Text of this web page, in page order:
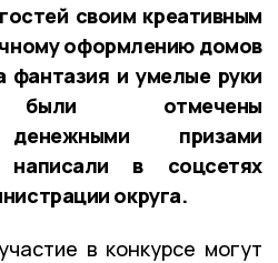
своим креативным
оформлению домов
фантазия и умелые руки
были отмечены
денежными призами
в соцсетях
округа.
в конкурсе могут